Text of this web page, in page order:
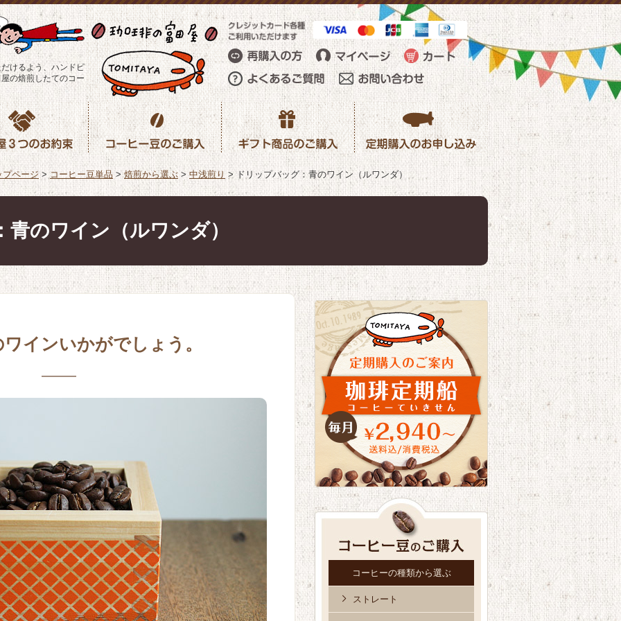
けるよう、ハンドピ
の焙煎したてのコー
ページ >コーヒー豆単品 >焙煎から選ぶ > 中浅煎り >ドリップバッグ：青のワイン（ルワンダ）
のワイン（ルワンダ）
インいかがでしょう。
コーヒーの種類から選ぶ
ストレート